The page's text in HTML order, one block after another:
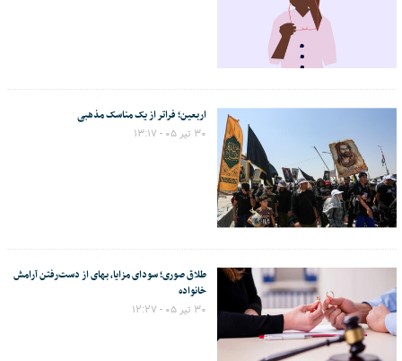
اربعین؛ فراتر از یک مناسک مذهبی
۳۰ تیر ۰۵ - ۱۳:۱۷
طلاق صوری؛ سودای مزایا، بهای از دست‌رفتن آرامش
خانواده
۳۰ تیر ۰۵ - ۱۲:۲۷